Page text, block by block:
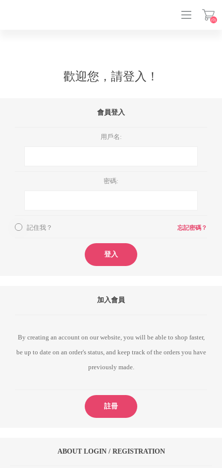
(0)
歡迎您，請登入！
會員登入
用戶名:
密碼:
記住我？ 忘記密碼？
登入
加入會員
By creating an account on our website, you will be able to shop faster,
be up to date on an order's status, and keep track of the orders you have
previously made.
註冊
ABOUT LOGIN / REGISTRATION